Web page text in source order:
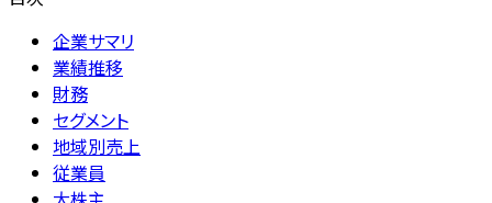
企業サマリ
業績推移
財務
セグメント
地域別売上
従業員